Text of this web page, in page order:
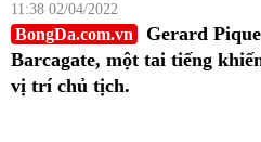
11:38 02/04/2022
BongDa.com.vn
Gerard
Barcagate, một tai tiếng
vị trí chủ tịch.